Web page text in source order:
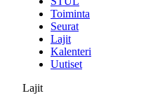
Toiminta
Seurat
Lajit
Kalenteri
Uutiset
Lajit